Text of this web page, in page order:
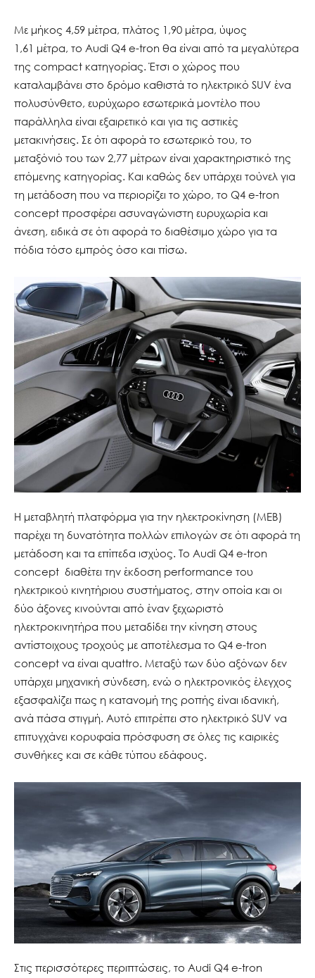
Με μήκος 4,59 μέτρα, πλάτος 1,90 μέτρα, ύψος
1,61 μέτρα, το Audi Q4 e-tron θα είναι από τα μεγαλύτερα
της compact κατηγορίας. Έτσι ο χώρος που
καταλαμβάνει στο δρόμο καθιστά το ηλεκτρικό SUV ένα
πολυσύνθετο, ευρύχωρο εσωτερικά μοντέλο που
παράλληλα είναι εξαιρετικό και για τις αστικές
μετακινήσεις. Σε ότι αφορά το εσωτερικό του, το
μεταξόνιό του των 2,77 μέτρων είναι χαρακτηριστικό της
επόμενης κατηγορίας. Και καθώς δεν υπάρχει τούνελ για
τη μετάδοση που να περιορίζει το χώρο, το Q4 e-tron
concept προσφέρει ασυναγώνιστη ευρυχωρία και
άνεση, ειδικά σε ότι αφορά το διαθέσιμο χώρο για τα
πόδια τόσο εμπρός όσο και πίσω.
Η μεταβλητή πλατφόρμα για την ηλεκτροκίνηση (MEB)
παρέχει τη δυνατότητα πολλών επιλογών σε ότι αφορά τη
μετάδοση και τα επίπεδα ισχύος. Το Audi Q4 e-tron
concept διαθέτει την έκδοση performance του
ηλεκτρικού κινητήριου συστήματος, στην οποία και οι
δύο άξονες κινούνται από έναν ξεχωριστό
ηλεκτροκινητήρα που μεταδίδει την κίνηση στους
αντίστοιχους τροχούς με αποτέλεσμα το Q4 e-tron
concept να είναι quattro. Μεταξύ των δύο αξόνων δεν
υπάρχει μηχανική σύνδεση, ενώ ο ηλεκτρονικός έλεγχος
εξασφαλίζει πως η κατανομή της ροπής είναι ιδανική,
ανά πάσα στιγμή. Αυτό επιτρέπει στο ηλεκτρικό SUV να
επιτυγχάνει κορυφαία πρόσφυση σε όλες τις καιρικές
συνθήκες και σε κάθε τύπου εδάφους.
Στις περισσότερες περιπτώσεις, το Audi Q4 e-tron